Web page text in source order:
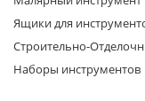
Ящики для
Строительно-
Наборы инструментов